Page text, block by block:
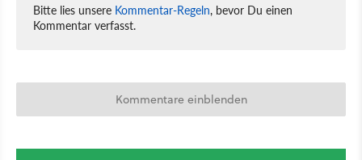
Bitte lies unsere Kommentar-Regeln, bevor Du einen
Kommentar verfasst.
Kommentare einblenden